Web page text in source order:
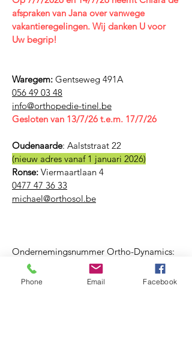
afspraken van Jana over vanwege
vakantieregelingen. Wij danken U voor
Uw begrip!
Waregem: Gentseweg 491A
056 49 03 48
​info@orthopedie-tinel.be
Gesloten van 13/7/26 t.e.m. 17/7/26
Oudenaarde: Aalststraat 22
(nieuw adres vanaf 1 januari 2026)
Ronse: Viermaartlaan 4
0477 47 36 33
michael@orthosol.be
Ondernemingsnummer Ortho-Dynamics:
0759 938 382
Phone Email Facebook